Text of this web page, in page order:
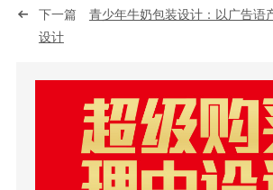
下一篇 青少年牛奶包装设计：以广告语
设计